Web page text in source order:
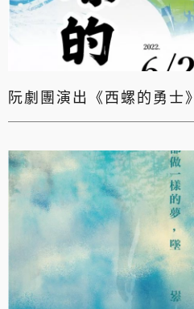
阮劇團演出《西螺的勇士》